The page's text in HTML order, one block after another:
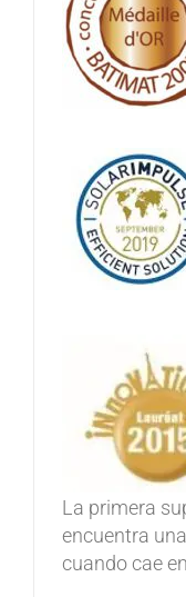
La primera
encuentra
cuando cae